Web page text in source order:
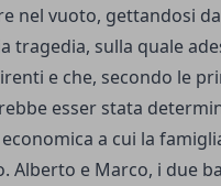
nel vuoto, gettandosi
tragedia, sulla quale
e che, secondo le
esser stata
a cui la
Alberto e Marco, i due